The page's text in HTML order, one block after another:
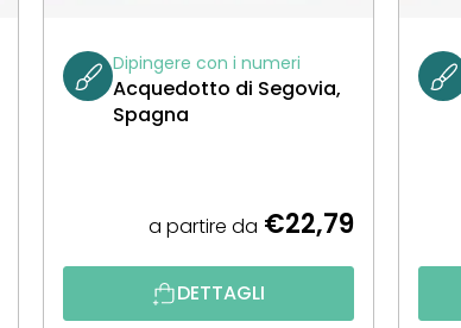
Dipingere con i numeri
Acquedotto di Segovia,
Spagna
a partire da €22,79
DETTAGLI